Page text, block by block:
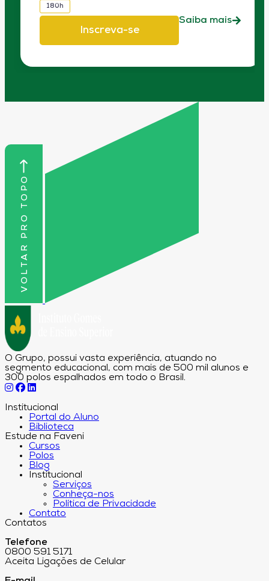
180h
Inscreva-se
Saiba mais
VOLTAR PRO TOPO
O Grupo, possui vasta experiência, atuando no
segmento educacional, com mais de 500 mil alunos e
300 polos espalhados em todo o Brasil.
Institucional
Portal do Aluno
Biblioteca
Estude na Faveni
Cursos
Polos
Blog
Institucional
Serviços
Conheça-nos
Política de Privacidade
Contato
Contatos
Telefone
0800 591 5171
Aceita Ligações de Celular